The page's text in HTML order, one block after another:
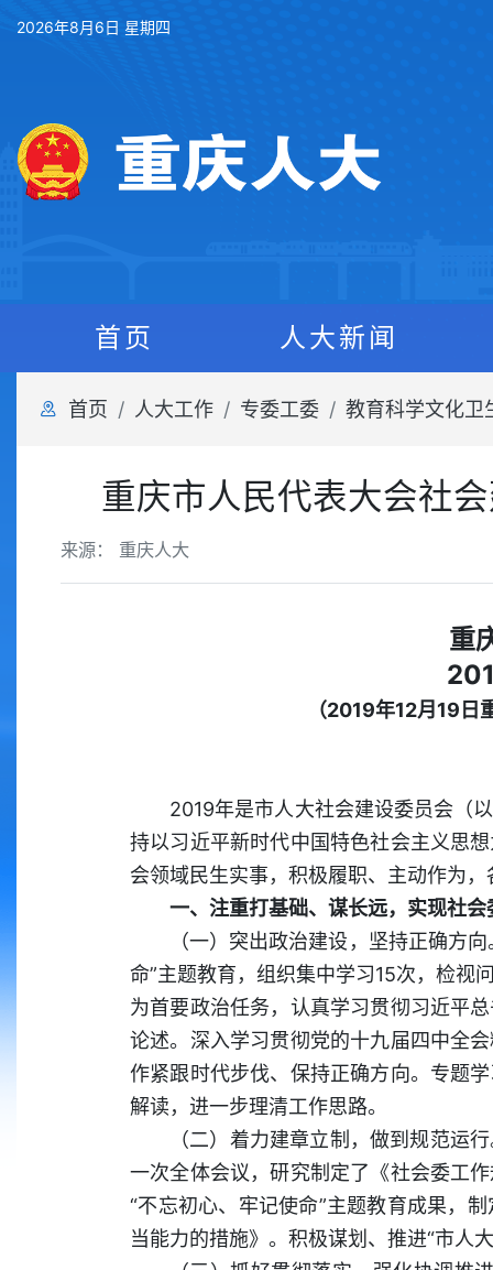
2026年8月6日 星期四
首页 人大新闻
首页 人大工作 专委工委 教育科学文化卫
重庆市人民代表大会社
来源： 重庆人大
重
（2019年12月19日
2019年是市人大社会建设委员会（
持以习近平新时代中国特色社会主义思
会领域民生实事，积极履职、主动作为
一、注重打基础、谋长远，实现社
（一）突出政治建设，坚持正确方
命”主题教育，组织集中学习15次，检视
为首要政治任务，认真学习贯彻习近平
论述。深入学习贯彻党的十九届四中全
作紧跟时代步伐、保持正确方向。专题
解读，进一步理清工作思路。
（二）着力建章立制，做到规范运
一次全体会议，研究制定了《社会委工
“不忘初心、牢记使命”主题教育成果，
当能力的措施》。积极谋划、推进“市人